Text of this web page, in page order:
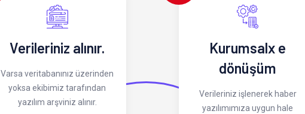
Verileriniz alınır.
Varsa veritabanınız üzerinden
yoksa ekibimiz tarafından
yazılım arşviniz alınır.
Kurumsalx e
dönüşüm
Verileriniz işlenerek haber
yazılımımıza uygun hale